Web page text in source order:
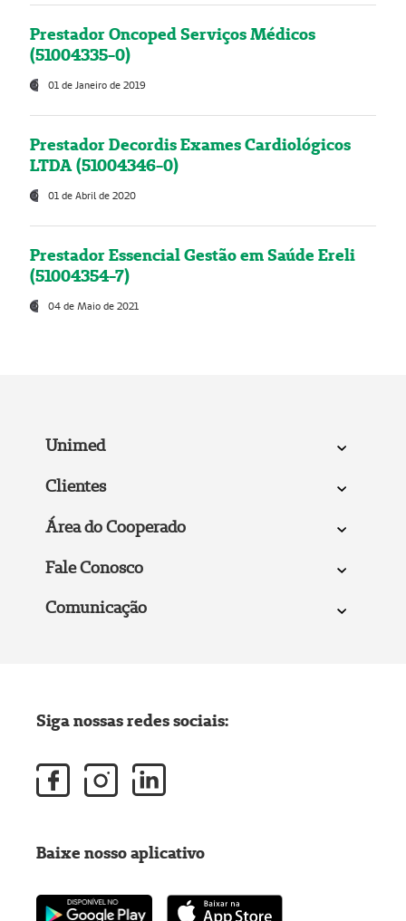
Prestador Oncoped Serviços Médicos
(51004335-0)
01 de Janeiro de 2019
Prestador Decordis Exames Cardiológicos
LTDA (51004346-0)
01 de Abril de 2020
Prestador Essencial Gestão em Saúde Ereli
(51004354-7)
04 de Maio de 2021
Unimed
Clientes
Área do Cooperado
Fale Conosco
Comunicação
Siga nossas redes sociais:
Baixe nosso aplicativo